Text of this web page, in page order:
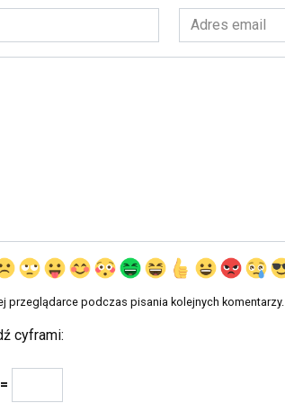
Adres
email
*
przeglądarce podczas pisania kolejnych komentarzy.
cyframi: